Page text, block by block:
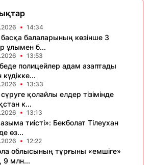
14:34
балаларының көзінше 3
ұлымен б...
13:53
полицейлер адам азаптады
күдікке...
13:33
қолайлы елдер тізімінде
к...
13:13
тиісті»: Бекболат Тілеухан
өз...
12:22
облысының тұрғыны «емшіге»
9 млн...